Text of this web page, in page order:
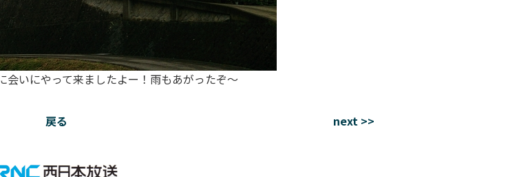
会いにやって来ましたよー！雨もあがったぞ～
戻る next >>